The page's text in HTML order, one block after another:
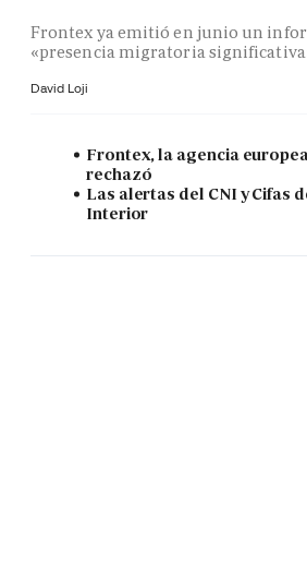
Frontex ya emitió en junio un
«presencia migratoria
David Loji
Frontex, la agencia
rechazó
Las alertas del CNI y Cifas
Interior